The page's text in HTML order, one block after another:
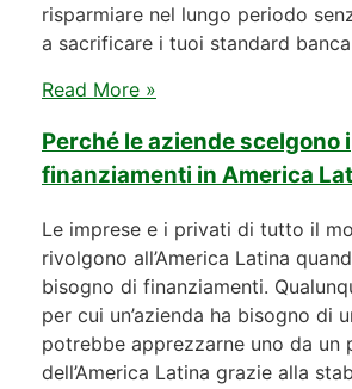
risparmiare nel lungo periodo
a sacrificare i tuoi standard
Read More »
Perché le aziende scelgono i
finanziamenti in America
Le imprese e i privati di tutto il
rivolgono all’America Latina
bisogno di finanziamenti.
per cui un’azienda ha bisogno di
potrebbe apprezzarne uno da un
dell’America Latina grazie alla